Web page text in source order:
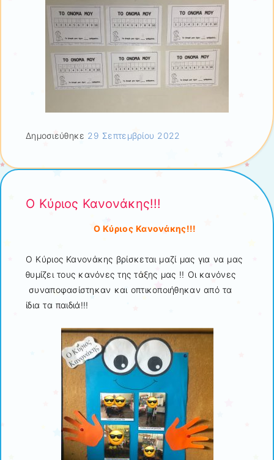
Δημοσιεύθηκε 29 Σεπτεμβρίου 2022
Ο Κύριος Κανονάκης!!!
Ο Κύριος Κανονάκης!!!
Ο Κύριος Κανονάκης βρίσκεται μαζί μας για να μας
θυμίζει τους κανόνες της τάξης μας !! Οι κανόνες
συναποφασίστηκαν και οπτικοποιήθηκαν από τα
ίδια τα παιδιά!!!